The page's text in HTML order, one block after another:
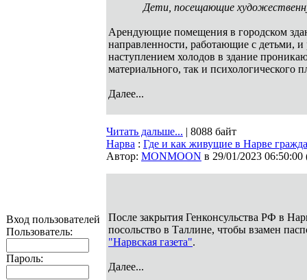
Вход пользователей
Пользователь:
Пароль:
Дети, посещающие
Арендующие помещения в городском
направленности, работающие с детьми,
наступлением холодов в здание
материального, так и психологического
Далее...
Читать дальше... | 8088 байт
Нарва : Где и как живущие в Нарве
Автор: MONMOON в 29/01/2023 06:50:00
После закрытия Генконсульства РФ в
посольство в Таллине, чтобы взамен
"Нарвская газета".
Далее...